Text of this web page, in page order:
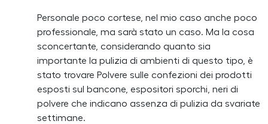
Personale poco cortese, nel mio caso anche poco
professionale, ma sarà stato un caso. Ma la cosa
sconcertante, considerando quanto sia
importante la pulizia di ambienti di questo tipo, è
stato trovare Polvere sulle confezioni dei prodotti
esposti sul bancone, espositori sporchi, neri di
polvere che indicano assenza di pulizia da svariate
settimane.